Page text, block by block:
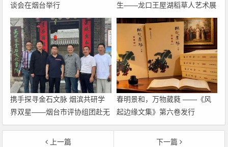
谈会在烟台举行
生——龙口王屋湖稻草人艺术展
暨乡村美育嘉年华即将启幕
携手探寻金石文脉 烟滨共研学
界双星——烟台市评协组团赴无
棣开展王懿荣、吴式芬专项学术
春明景和，万物葳蕤 ——《风
起边缘文集》第六卷发行
上一篇
下一篇